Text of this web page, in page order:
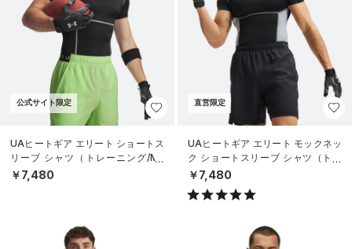
公式サイト限定
UAヒートギア エリート ショートス
リーブ シャツ（トレーニング/ME
N）
￥7,480
直営限定
UAヒートギア エリート モックネッ
ク ショートスリーブ シャツ（トレ
ーニング/MEN）
￥7,480